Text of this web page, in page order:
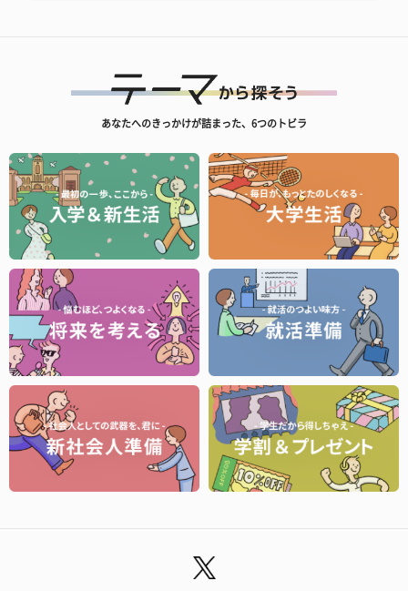
あなたへのきっかけが詰まった、6つのトビラ